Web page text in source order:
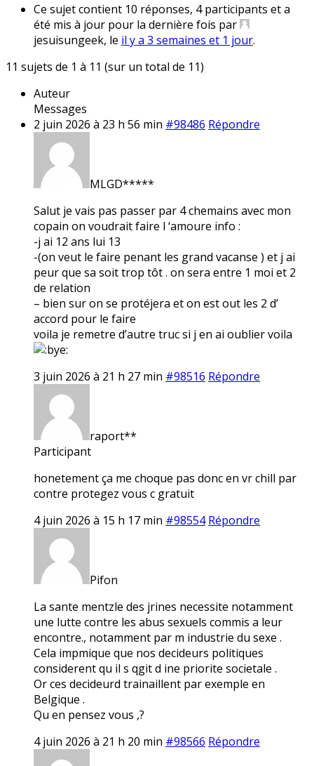
Ce sujet contient 10 réponses, 4 participants et a
été mis à jour pour la dernière fois par
jesuisungeek, le il y a 3 semaines et 1 jour.
11 sujets de 1 à 11 (sur un total de 11)
Auteur
Messages
2 juin 2026 à 23 h 56 min #98486 Répondre
MLGD*****
Salut je vais pas passer par 4 chemains avec mon
copain on voudrait faire l ‘amoure info :
-j ai 12 ans lui 13
-(on veut le faire penant les grand vacanse ) et j ai
peur que sa soit trop tôt . on sera entre 1 moi et 2
de relation
– bien sur on se protéjera et on est out les 2 d’
accord pour le faire
voila je remetre d’autre truc si j en ai oublier voila
3 juin 2026 à 21 h 27 min #98516 Répondre
raport**
Participant
honetement ça me choque pas donc en vr chill par
contre protegez vous c gratuit
4 juin 2026 à 15 h 17 min #98554 Répondre
Pifon
La sante mentzle des jrines necessite notamment
une lutte contre les abus sexuels commis a leur
encontre., notamment par m industrie du sexe .
Cela impmique que nos decideurs politiques
considerent qu il s qgit d ine priorite societale .
Or ces decideurd trainaillent par exemple en
Belgique .
Qu en pensez vous ,?
4 juin 2026 à 21 h 20 min #98566 Répondre